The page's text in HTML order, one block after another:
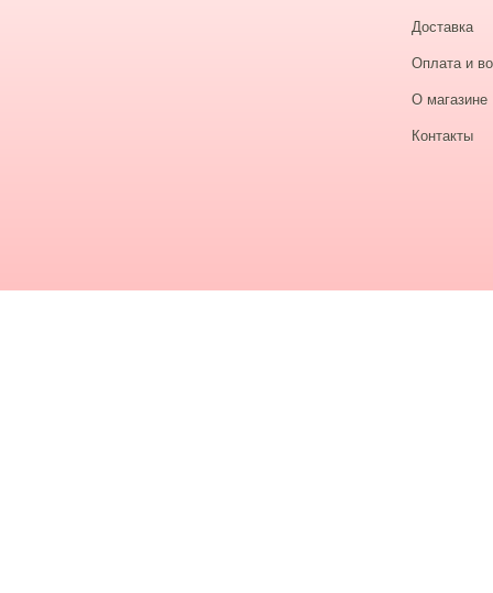
Доставка
Оплата и
О магазине
Контакты